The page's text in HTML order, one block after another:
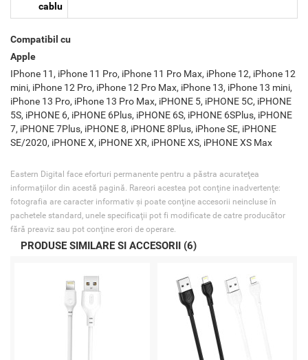
cablu
Compatibil cu
Apple
IPhone 11, iPhone 11 Pro, iPhone 11 Pro Max, iPhone 12, iPhone 12
mini, iPhone 12 Pro, iPhone 12 Pro Max, iPhone 13, iPhone 13 mini,
iPhone 13 Pro, iPhone 13 Pro Max, iPHONE 5, iPHONE 5C, iPHONE
5S, iPHONE 6, iPHONE 6Plus, iPHONE 6S, iPHONE 6SPlus, iPHONE
7, iPHONE 7Plus, iPHONE 8, iPHONE 8Plus, iPhone SE, iPHONE
SE/2020, iPHONE X, iPHONE XR, iPHONE XS, iPHONE XS Max
Eastern Digital face eforturi permanente pentru a păstra acurateţea
informaţiilor din acestă pagină. Rareori acestea pot conţine inadvertenţe:
fotografia are caracter informativ şi poate conţine accesorii neincluse în
pachetele standard, unele specificaţii pot fi modificate de catre producător
fără preaviz sau pot conţine erori de operare.
PRODUSE SIMILARE SI ACCESORII (6)